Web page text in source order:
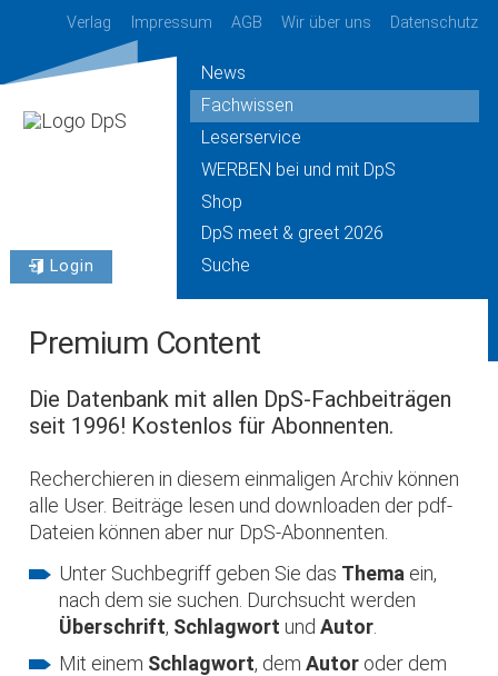
Verlag Impressum AGB Wir über uns Datenschutz
Login
News
Fachwissen
Leserservice
WERBEN bei und mit DpS
Shop
DpS meet & greet 2026
Suche
Premium Content
Die Datenbank mit allen DpS-Fachbeiträgen
seit 1996! Kostenlos für Abonnenten.
Recherchieren in diesem einmaligen Archiv können
alle User. Beiträge lesen und downloaden der pdf-
Dateien können aber nur DpS-Abonnenten.
Unter Suchbegriff geben Sie das Thema ein,
nach dem sie suchen. Durchsucht werden
Überschrift, Schlagwort undAutor
Mit einem Schlagwort, demAutor oder dem